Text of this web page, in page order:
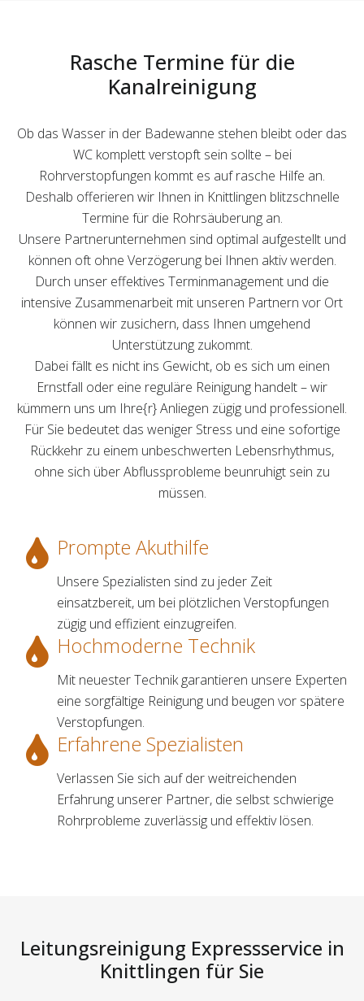
Rasche Termine für die
Kanalreinigung
Ob das Wasser in der Badewanne stehen bleibt oder das
WC komplett verstopft sein sollte – bei
Rohrverstopfungen kommt es auf rasche Hilfe an.
Deshalb offerieren wir Ihnen in Knittlingen blitzschnelle
Termine für die Rohrsäuberung an.
Unsere Partnerunternehmen sind optimal aufgestellt und
können oft ohne Verzögerung bei Ihnen aktiv werden.
Durch unser effektives Terminmanagement und die
intensive Zusammenarbeit mit unseren Partnern vor Ort
können wir zusichern, dass Ihnen umgehend
Unterstützung zukommt.
Dabei fällt es nicht ins Gewicht, ob es sich um einen
Ernstfall oder eine reguläre Reinigung handelt – wir
kümmern uns um Ihre{r} Anliegen zügig und professionell.
Für Sie bedeutet das weniger Stress und eine sofortige
Rückkehr zu einem unbeschwerten Lebensrhythmus,
ohne sich über Abflussprobleme beunruhigt sein zu
müssen.
Prompte Akuthilfe
Unsere Spezialisten sind zu jeder Zeit
einsatzbereit, um bei plötzlichen Verstopfungen
zügig und effizient einzugreifen.
Hochmoderne Technik
Mit neuester Technik garantieren unsere Experten
eine sorgfältige Reinigung und beugen vor spätere
Verstopfungen.
Erfahrene Spezialisten
Verlassen Sie sich auf der weitreichenden
Erfahrung unserer Partner, die selbst schwierige
Rohrprobleme zuverlässig und effektiv lösen.
Leitungsreinigung Expressservice in
Knittlingen für Sie